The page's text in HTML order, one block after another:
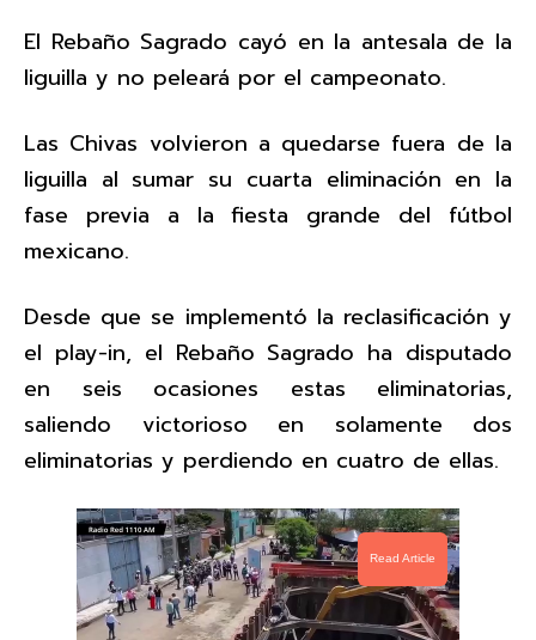
El Rebaño Sagrado cayó en la antesala de la
liguilla y no peleará por el campeonato.
Las Chivas volvieron a quedarse fuera de la
liguilla al sumar su cuarta eliminación en la
fase previa a la fiesta grande del fútbol
mexicano.
Desde que se implementó la reclasificación y
el play-in, el Rebaño Sagrado ha disputado
en seis ocasiones estas eliminatorias,
saliendo victorioso en solamente dos
eliminatorias y perdiendo en cuatro de ellas.
Read Article